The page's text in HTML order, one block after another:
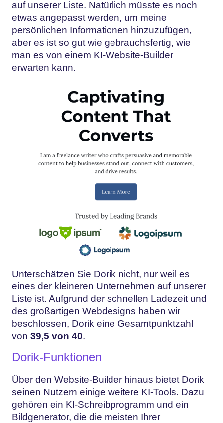
auf unserer Liste. Natürlich müsste es noch
etwas angepasst werden, um meine
persönlichen Informationen hinzuzufügen,
aber es ist so gut wie gebrauchsfertig, wie
man es von einem KI-Website-Builder
erwarten kann.
Unterschätzen Sie Dorik nicht, nur weil es
eines der kleineren Unternehmen auf unserer
Liste ist. Aufgrund der schnellen Ladezeit und
des großartigen Webdesigns haben wir
beschlossen, Dorik eine Gesamtpunktzahl
von 39,5 von 40.
Dorik-Funktionen
Über den Website-Builder hinaus bietet Dorik
seinen Nutzern einige weitere KI-Tools. Dazu
gehören ein KI-Schreibprogramm und ein
Bildgenerator, die die meisten Ihrer